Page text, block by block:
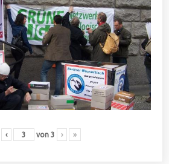
‹ von 3 › »